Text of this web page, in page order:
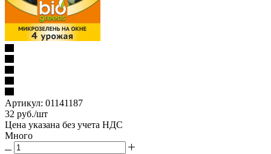
Артикул: 01141187
32 руб./шт
Цена указана без учета НДС
Много